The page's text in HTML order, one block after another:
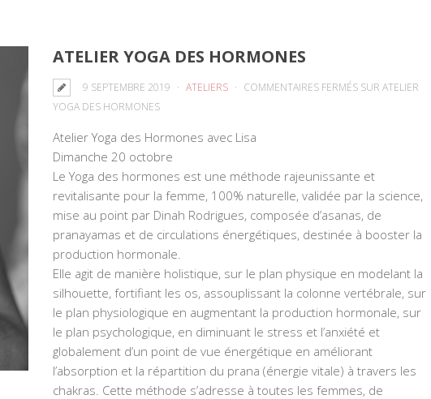
ATELIER YOGA DES HORMONES
9 SEPTEMBRE 2019 ATELIERS COMMENTAIRES FERMÉS SUR ATELIER
YOGA DES HORMONES
Atelier Yoga des Hormones avec Lisa
Dimanche 20 octobre
Le Yoga des hormones est une méthode rajeunissante et
revitalisante pour la femme, 100% naturelle, validée par la science,
mise au point par Dinah Rodrigues, composée d’asanas, de
pranayamas et de circulations énergétiques, destinée à booster la
production hormonale.
Elle agit de manière holistique, sur le plan physique en modelant la
silhouette, fortifiant les os, assouplissant la colonne vertébrale, sur
le plan physiologique en augmentant la production hormonale, sur
le plan psychologique, en diminuant le stress et l’anxiété et
globalement d’un point de vue énergétique en améliorant
l’absorption et la répartition du prana (énergie vitale) à travers les
chakras. Cette méthode s’adresse à toutes les femmes, de